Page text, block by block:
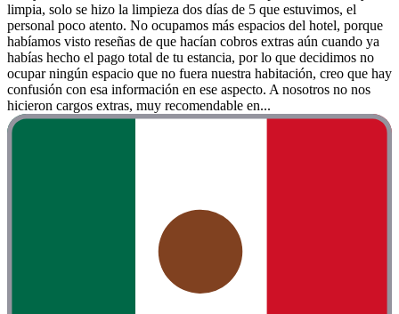
limpia, solo se hizo la limpieza dos días de 5 que estuvimos, el
personal poco atento. No ocupamos más espacios del hotel, porque
habíamos visto reseñas de que hacían cobros extras aún cuando ya
habías hecho el pago total de tu estancia, por lo que decidimos no
ocupar ningún espacio que no fuera nuestra habitación, creo que hay
confusión con esa información en ese aspecto. A nosotros no nos
hicieron cargos extras, muy recomendable en...